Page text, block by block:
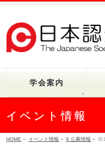
学会案内
イベント情報
HOME » イベント情報 » 6 公募情報 » 第